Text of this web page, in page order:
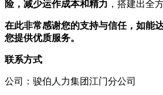
险，减少运作成本和精力 ，搭建出全
在此非常感谢您的支持与信任，如能
您提供优质服务。
联系方式
公司：骏伯人力集团江门分公司